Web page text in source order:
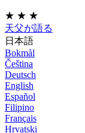
★ ★ ★
天父が語る
日本語
Bokmål
Čeština
Deutsch
English
Español
Filipino
Français
Hrvatski